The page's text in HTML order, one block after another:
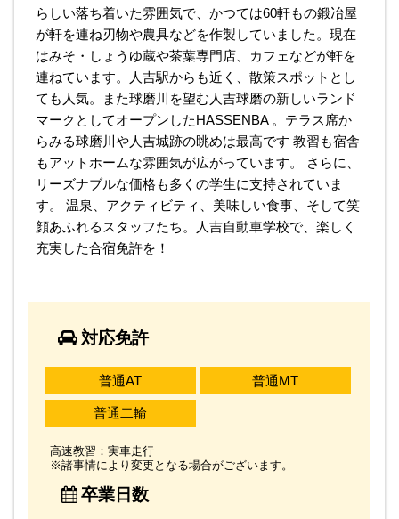
らしい落ち着いた雰囲気で、かつては60軒もの鍛冶屋
が軒を連ね刃物や農具などを作製していました。現在
はみそ・しょうゆ蔵や茶葉専門店、カフェなどが軒を
連ねています。人吉駅からも近く、散策スポットとし
ても人気。また球磨川を望む人吉球磨の新しいランド
マークとしてオープンしたHASSENBA 。テラス席か
らみる球磨川や人吉城跡の眺めは最高です 教習も宿舎
もアットホームな雰囲気が広がっています。 さらに、
リーズナブルな価格も多くの学生に支持されていま
す。 温泉、アクティビティ、美味しい食事、そして笑
顔あふれるスタッフたち。人吉自動車学校で、楽しく
充実した合宿免許を！
対応免許
普通AT 普通MT
普通二輪
高速教習：実車走行
※諸事情により変更となる場合がございます。
卒業日数